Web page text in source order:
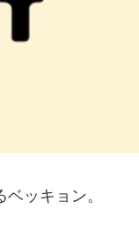
ッキョン。